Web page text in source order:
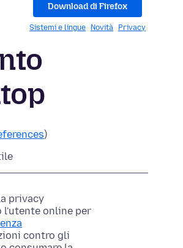
Download di Firefox
Sistemi e lingue Novità Privacy
)
privacy
l'utente online per
contro gli